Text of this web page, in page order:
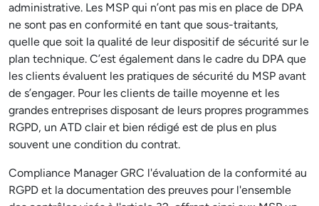
administrative. Les MSP qui n’ont pas mis en place de DPA
ne sont pas en conformité en tant que sous-traitants,
quelle que soit la qualité de leur dispositif de sécurité sur le
plan technique. C’est également dans le cadre du DPA que
les clients évaluent les pratiques de sécurité du MSP avant
de s’engager. Pour les clients de taille moyenne et les
grandes entreprises disposant de leurs propres programmes
RGPD, un ATD clair et bien rédigé est de plus en plus
souvent une condition du contrat.
Compliance Manager GRC l'évaluation de la conformité au
RGPD et la documentation des preuves pour l'ensemble